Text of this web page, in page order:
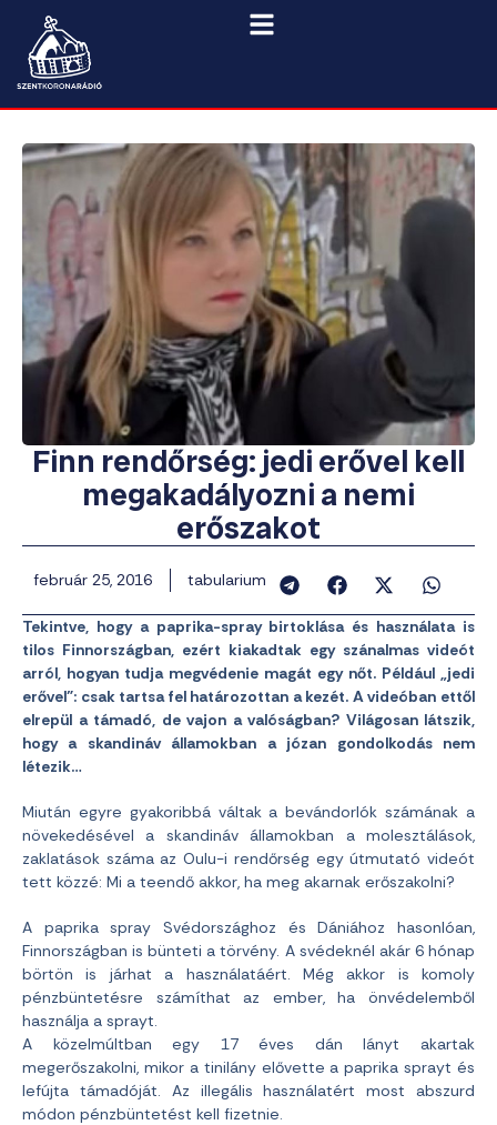
Finn rendőrség: jedi erővel kell
megakadályozni a nemi
erőszakot
február 25, 2016 tabularium
Tekintve, hogy a paprika-spray birtoklása és használata is
tilos Finnországban, ezért kiakadtak egy szánalmas videót
arról, hogyan tudja megvédenie magát egy nőt. Például „jedi
erővel”: csak tartsa fel határozottan a kezét. A videóban ettől
elrepül a támadó, de vajon a valóságban? Világosan látszik,
hogy a skandináv államokban a józan gondolkodás nem
létezik…
Miután egyre gyakoribbá váltak a bevándorlók számának a
növekedésével a skandináv államokban a molesztálások,
zaklatások száma az Oulu-i rendőrség egy útmutató videót
tett közzé: Mi a teendő akkor, ha meg akarnak erőszakolni?
A paprika spray Svédországhoz és Dániához hasonlóan,
Finnországban is bünteti a törvény. A svédeknél akár 6 hónap
börtön is járhat a használatáért. Még akkor is komoly
pénzbüntetésre számíthat az ember, ha önvédelemből
használja a sprayt.
A közelmúltban egy 17 éves dán lányt akartak
megerőszakolni, mikor a tinilány elővette a paprika sprayt és
lefújta támadóját. Az illegális használatért most abszurd
módon pénzbüntetést kell fizetnie.